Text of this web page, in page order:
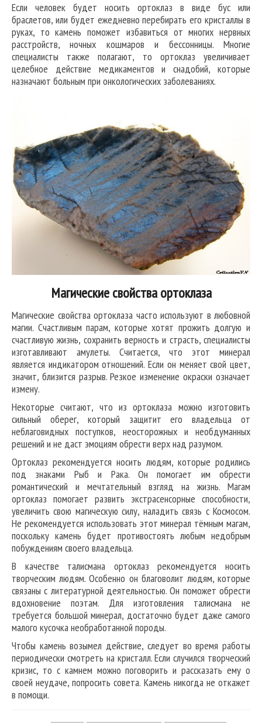
Если человек будет носить ортоклаз в виде бус или
браслетов, или будет ежедневно перебирать его кристаллы в
руках, то камень поможет избавиться от многих нервных
расстройств, ночных кошмаров и бессонницы. Многие
специалисты также полагают, то ортоклаз увеличивает
целебное действие медикаментов и снадобий, которые
назначают больным при онкологических заболеваниях.
Магические свойства ортоклаза
Магические свойства ортоклаза часто используют в любовной
магии. Счастливым парам, которые хотят прожить долгую и
счастливую жизнь, сохранить верность и страсть, специалисты
изготавливают амулеты. Считается, что этот минерал
является индикатором отношений. Если он меняет свой цвет,
значит, близится разрыв. Резкое изменение окраски означает
измену.
Некоторые считают, что из ортоклаза можно изготовить
сильный оберег, который защитит его владельца от
неблаговидных поступков, неосторожных и необдуманных
решений и не даст эмоциям обрести верх над разумом.
Ортоклаз рекомендуется носить людям, которые родились
под знаками Рыб и Рака. Он помогает им обрести
романтический и мечтательный взгляд на жизнь. Магам
ортоклаз помогает развить экстрасенсорные способности,
увеличить свою магическую силу, наладить связь с Космосом.
Не рекомендуется использовать этот минерал тёмным магам,
поскольку камень будет противостоять любым недобрым
побуждениям своего владельца.
В качестве талисмана ортоклаз рекомендуется носить
творческим людям. Особенно он благоволит людям, которые
связаны с литературной деятельностью. Он поможет обрести
вдохновение поэтам. Для изготовления талисмана не
требуется большой минерал, достаточно будет даже самого
малого кусочка необработанной породы.
Чтобы камень возымел действие, следует во время работы
периодически смотреть на кристалл. Если случился творческий
кризис, то с камнем можно поговорить и рассказать ему о
своей неудаче, попросить совета. Камень никогда не откажет
в помощи.